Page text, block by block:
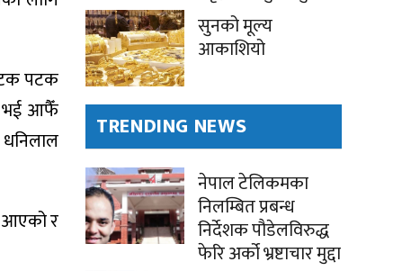
पटक
भई आफैँ
आएको र
सुनको मूल्य
आकाशियो
TRENDING NEWS
नेपाल टेलिकमका
निलम्बित प्रबन्ध
निर्देशक पौडेलविरुद्ध
फेरि अर्को भ्रष्टाचार मुद्दा